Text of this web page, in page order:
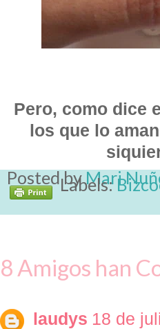
Pero, como dice
los que lo
Posted byMari
Labels:
8 Amigos han
laudys 18 de